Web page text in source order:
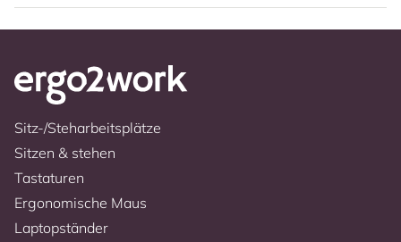
Sitz-/Steharbeitsplätze
Sitzen & stehen
Tastaturen
Ergonomische Maus
Laptopständer